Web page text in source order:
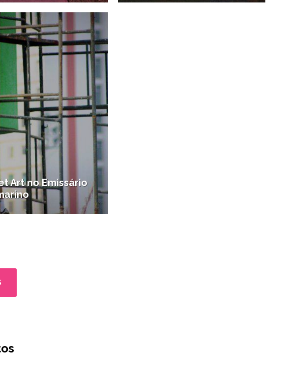
13/10/2012
Art no Emissário